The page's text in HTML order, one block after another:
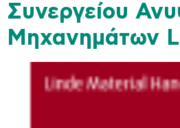
Συνεργείου
Μηχανημάτων